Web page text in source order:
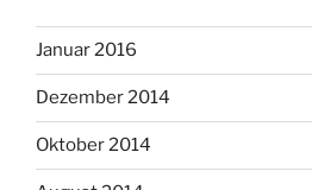
Januar 2016
Dezember 2014
Oktober 2014